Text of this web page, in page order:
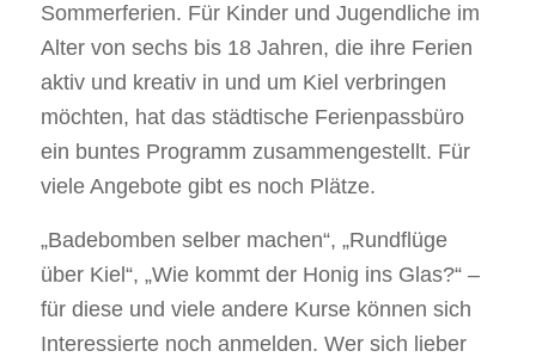
Sommerferien. Für Kinder und Jugendliche im
Alter von sechs bis 18 Jahren, die ihre Ferien
aktiv und kreativ in und um Kiel verbringen
möchten, hat das städtische Ferienpassbüro
ein buntes Programm zusammengestellt. Für
viele Angebote gibt es noch Plätze.
„Badebomben selber machen“, „Rundflüge
über Kiel“, „Wie kommt der Honig ins Glas?“ –
für diese und viele andere Kurse können sich
Interessierte noch anmelden. Wer sich lieber